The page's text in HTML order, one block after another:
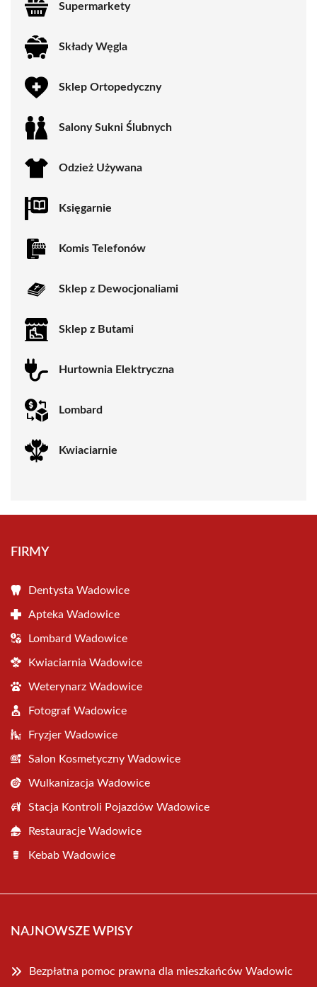
Supermarkety
Składy Węgla
Sklep Ortopedyczny
Salony Sukni Ślubnych
Odzież Używana
Księgarnie
Komis Telefonów
Sklep z Dewocjonaliami
Sklep z Butami
Hurtownia Elektryczna
Lombard
Kwiaciarnie
FIRMY
Dentysta Wadowice
Apteka Wadowice
Lombard Wadowice
Kwiaciarnia Wadowice
Weterynarz Wadowice
Fotograf Wadowice
Fryzjer Wadowice
Salon Kosmetyczny Wadowice
Wulkanizacja Wadowice
Stacja Kontroli Pojazdów Wadowice
Restauracje Wadowice
Kebab Wadowice
NAJNOWSZE WPISY
Bezpłatna pomoc prawna dla mieszkańców Wadowic